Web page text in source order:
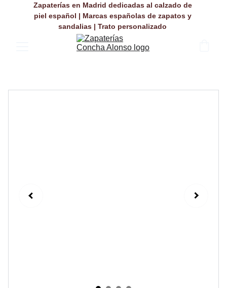
Zapaterías en Madrid dedicadas al calzado de
piel español | Marcas españolas de zapatos y
sandalias | Trato personalizado